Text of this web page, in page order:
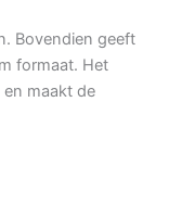
Bovendien geeft
formaat. Het
maakt de